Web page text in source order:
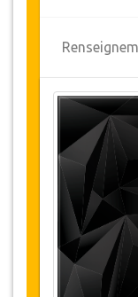
JazicoWorld
10% de
toute la
mois, pour
cliquez ci-
remise ".
Les
être
Pour
Pour